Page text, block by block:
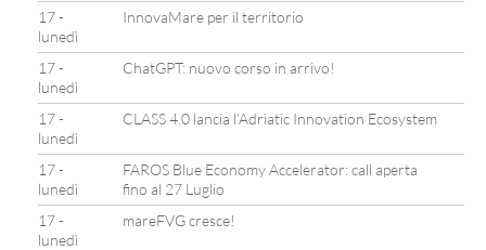
17 -
lunedì
InnovaMare per il territorio
17 -
lunedì
ChatGPT: nuovo corso in arrivo!
17 -
lunedì
CLASS 4.0 lancia l’Adriatic Innovation Ecosystem
17 -
lunedì
FAROS Blue Economy Accelerator: call aperta
fino al 27 Luglio
17 -
lunedì
mareFVG cresce!